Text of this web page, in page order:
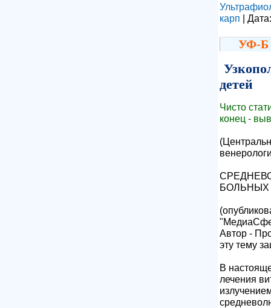
карп |
УФ-Б
детей
Чисто
конец -
БОЛЬНЫХ
Автор -
эту тему
В
лечения